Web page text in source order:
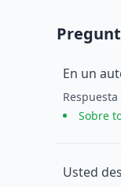
En un
Respuesta
Sobre
Usted